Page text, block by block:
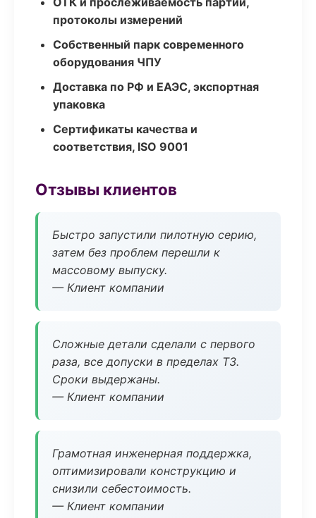
протоколы измерений
Собственный парк современного
оборудования ЧПУ
Доставка по РФ и ЕАЭС, экспортная
упаковка
Сертификаты качества и
соответствия, ISO 9001
Отзывы клиентов
Быстро запустили пилотную серию,
затем без проблем перешли к
массовому выпуску.
— Клиент компании
Сложные детали сделали с первого
раза, все допуски в пределах ТЗ.
Сроки выдержаны.
— Клиент компании
Грамотная инженерная поддержка,
оптимизировали конструкцию и
снизили себестоимость.
— Клиент компании